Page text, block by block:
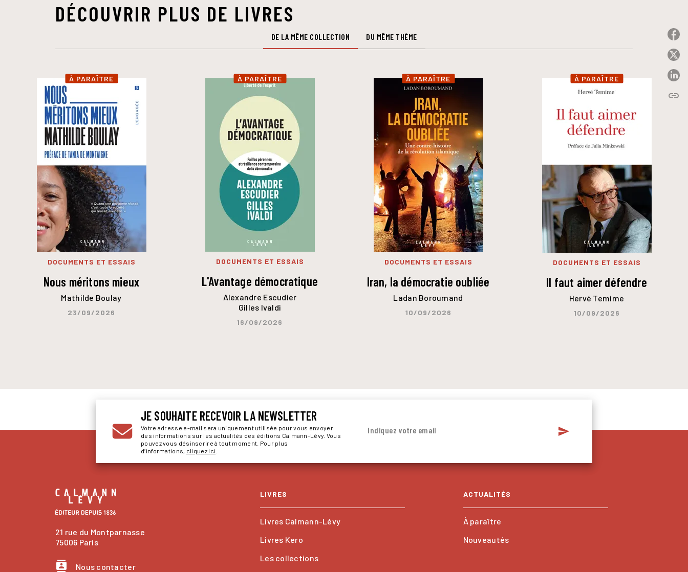
DÉCOUVRIR PLUS DE LIVRES
DE LA MÊME COLLECTION DU MÊME THÈME
À PARAÎTRE
DOCUMENTS ET ESSAIS
Nous méritons mieux
Mathilde Boulay
23/09/2026
À PARAÎTRE
DOCUMENTS ET ESSAIS
L'Avantage démocratique
Alexandre Escudier
Gilles Ivaldi
16/09/2026
À PARAÎTRE
DOCUMENTS ET ESSAIS
Iran, la démocratie oubliée
Ladan Boroumand
10/09/2026
À PARAÎTRE
DOCUMENTS ET ESSAIS
Il faut aimer défendre
Hervé Temime
10/09/2026
link
JE SOUHAITE RECEVOIR LA NEWSLETTER
Votre adresse e-mail sera uniquement utilisée pour vous envoyer
des informations sur les actualités des éditions Calmann-Lévy. Vous
pouvez vous désinscrire à tout moment. Pour plus
d’informations, cliquez ici
Indiquez votre email send
21 rue du Montparnasse
75006 Paris
contacts Nous contacter
LIVRES
Livres Calmann-Lévy
Livres Kero
Les collections
ACTUALITÉS
À paraître
Nouveautés